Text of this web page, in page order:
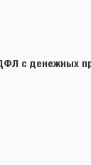
с денежных